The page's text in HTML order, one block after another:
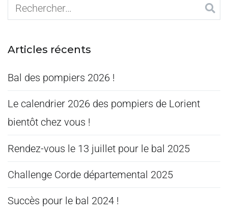
Articles récents
Bal des pompiers 2026 !
Le calendrier 2026 des pompiers de Lorient
bientôt chez vous !
Rendez-vous le 13 juillet pour le bal 2025
Challenge Corde départemental 2025
Succès pour le bal 2024 !